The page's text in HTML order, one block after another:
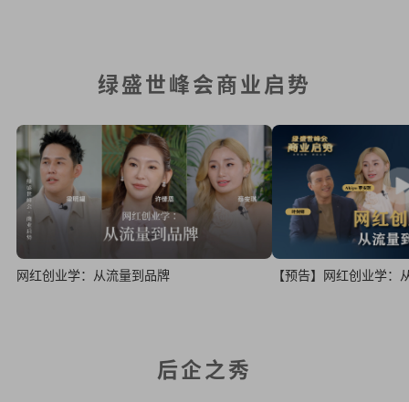
绿盛世峰会商业启势
网红创业学：从流量到品牌 【预告】网红创业学：
后企之秀